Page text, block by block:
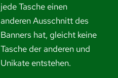
jede Tasche einen
anderen Ausschnitt des
Banners hat, gleicht keine
Tasche der anderen und
Unikate entstehen.